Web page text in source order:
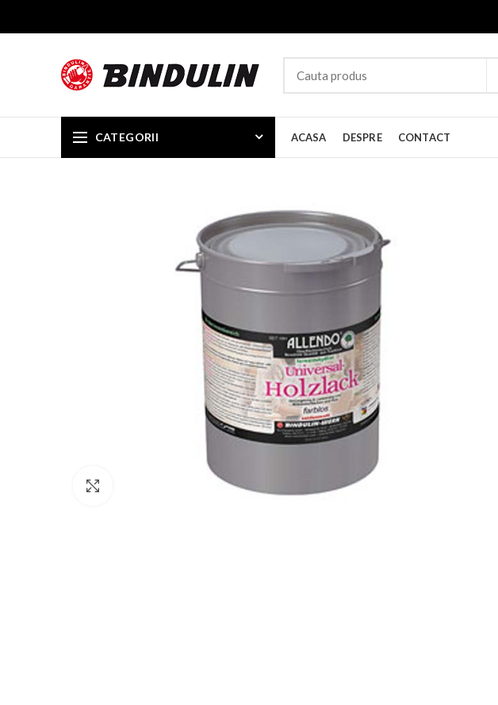
CATEGORII ACASA DESPRE CONTACT